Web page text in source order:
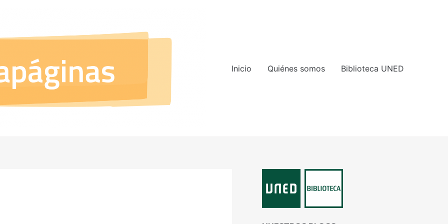
Inicio Quiénes somos Biblioteca UNED